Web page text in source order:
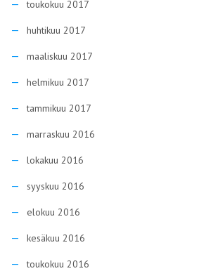
toukokuu 2017
huhtikuu 2017
maaliskuu 2017
helmikuu 2017
tammikuu 2017
marraskuu 2016
lokakuu 2016
syyskuu 2016
elokuu 2016
kesäkuu 2016
toukokuu 2016